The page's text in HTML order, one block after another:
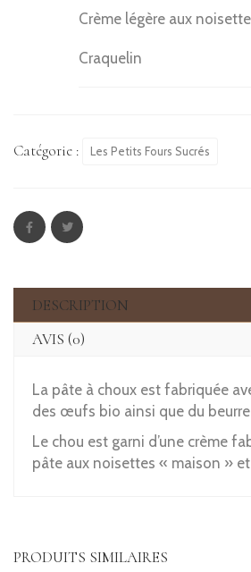
Crème légère aux
Craquelin
Catégorie : Les Petits Fours Sucrés
DESCRIPTION
AVIS (0)
La pâte à choux est fabriquée
des œufs bio ainsi que du
Le chou est garni d’une crème
pâte aux noisettes « maison »
PRODUITS SIMILAIRES